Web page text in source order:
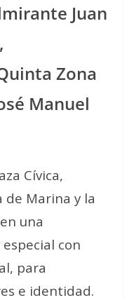
Juan
Zona
Manuel
Cívica,
de Marina y la
una
con
para
e identidad.